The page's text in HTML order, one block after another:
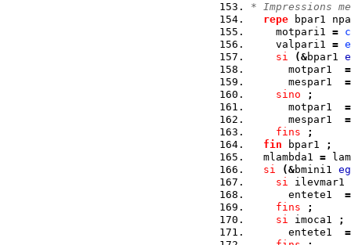
* Impressions
repe bpar1
    motpari1
=
    valpari1
=
si
(&bpar1
      motpar1
=
      mespar1
=
sino
;
      motpar1
=
      mespar1
=
fins
;
fin bpar1
;
  mlambda1
=
si
(&bmini1
si ilevmar1
      entete1
=
fins
;
si imoca1
;
      entete1
=